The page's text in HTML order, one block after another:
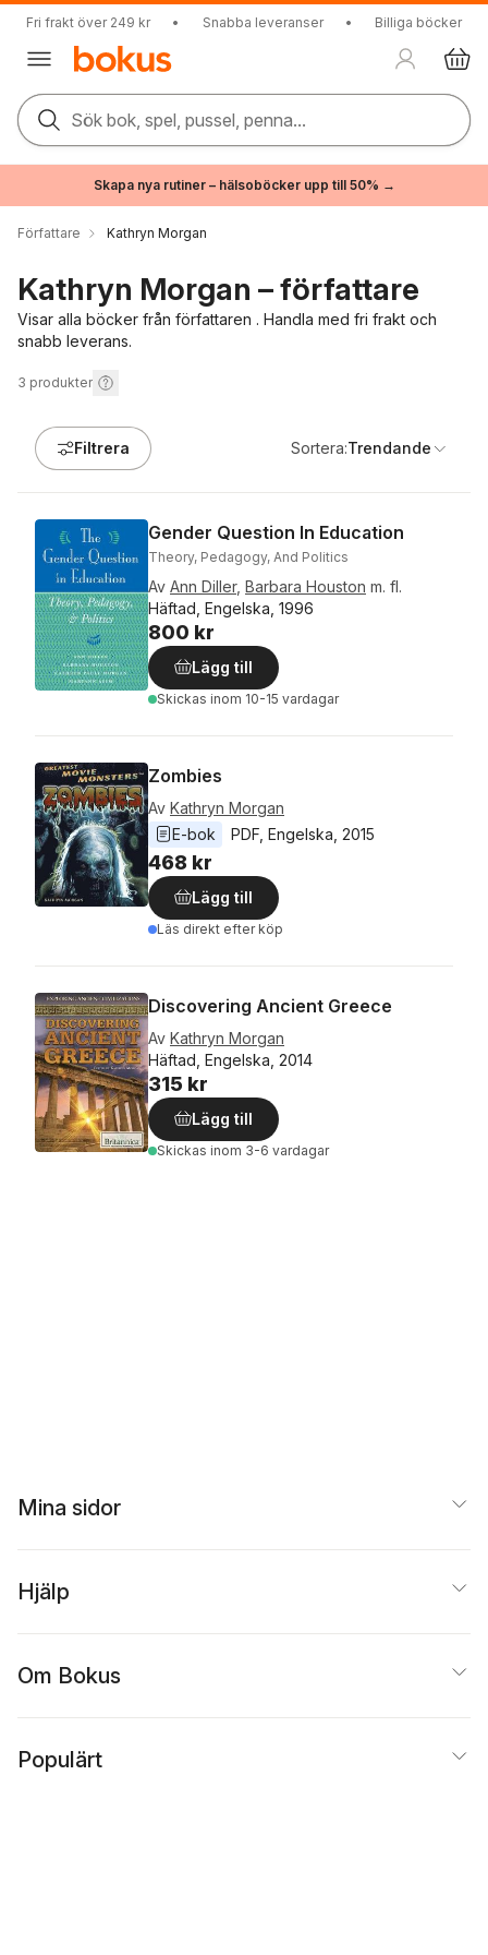
Fri frakt över 249 kr • Snabba leveranser • Billiga böcker
Sök bok, spel, pussel, penna...
Skapa nya rutiner – hälsoböcker upp till 50% →
Författare Kathryn Morgan
Kathryn Morgan – författare
Visar alla böcker från författaren . Handla med fri frakt och
snabb leverans.
3 produkter
Filtrera Sortera:Trendande
Gender Question In Education
Theory, Pedagogy, And Politics
Av Ann Diller, Barbara Houston m. fl.
Häftad, Engelska, 1996
800 kr
Lägg till
Skickas inom 10-15 vardagar
Zombies
Av Kathryn Morgan
E-bok
PDF Engelska 2015
468 kr
Lägg till
Läs direkt efter köp
Discovering Ancient Greece
Av Kathryn Morgan
Häftad, Engelska, 2014
315 kr
Lägg till
Skickas inom 3-6 vardagar
Mina sidor
Hjälp
Om Bokus
Populärt